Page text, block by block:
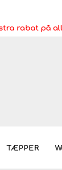
rabat på
TÆPPER